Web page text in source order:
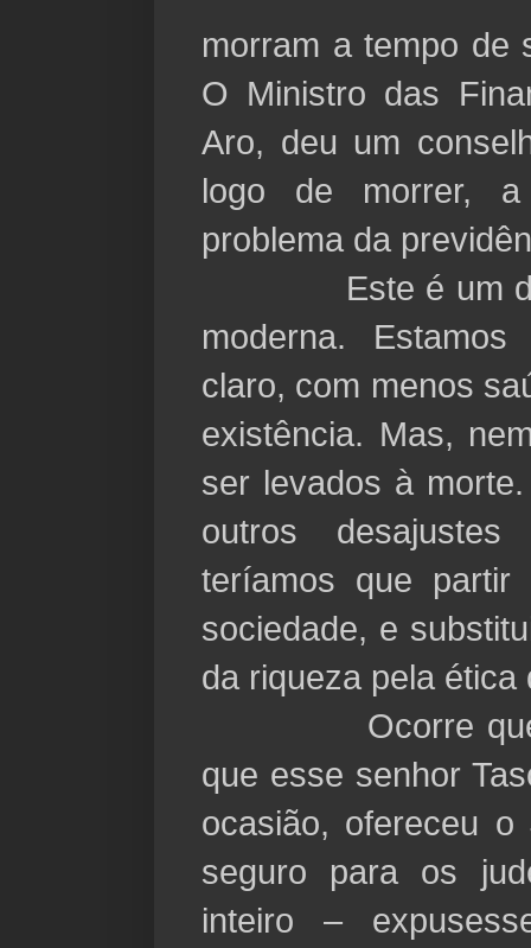
morram a tempo de
O Ministro das
Aro, deu um
logo de morrer,
problema da
Este é um dos
moderna.
claro, com menos
existência. Mas,
ser levados à
outros
teríamos que
sociedade, e
da riqueza pela
Ocorre que
que esse senhor
ocasião, ofereceu
seguro para os
inteiro –